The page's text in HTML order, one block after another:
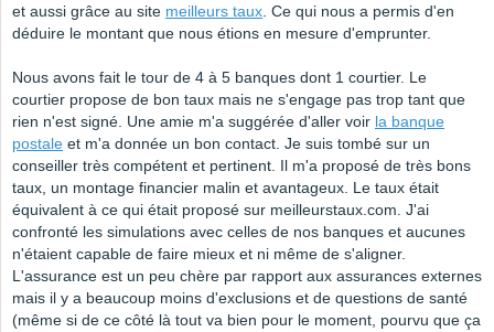
et aussi grâce au site meilleurs taux. Ce qui nous a permis d'en
déduire le montant que nous étions en mesure d'emprunter.
Nous avons fait le tour de 4 à 5 banques dont 1 courtier. Le
courtier propose de bon taux mais ne s'engage pas trop tant que
rien n'est signé. Une amie m'a suggérée d'aller voir la banque
postale et m'a donnée un bon contact. Je suis tombé sur un
conseiller très compétent et pertinent. Il m'a proposé de très bons
taux, un montage financier malin et avantageux. Le taux était
équivalent à ce qui était proposé sur meilleurstaux.com. J'ai
confronté les simulations avec celles de nos banques et aucunes
n'étaient capable de faire mieux et ni même de s'aligner.
L'assurance est un peu chère par rapport aux assurances externes
mais il y a beaucoup moins d'exclusions et de questions de santé
(même si de ce côté là tout va bien pour le moment, pourvu que ça